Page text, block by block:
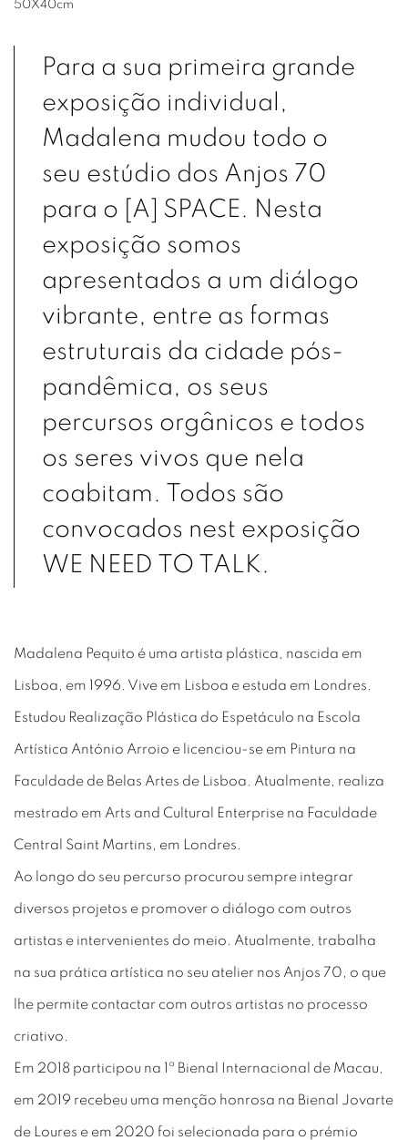
50X40cm
Para a sua primeira grande
exposição individual,
Madalena mudou todo o
seu estúdio dos Anjos 70
para o [A] SPACE. Nesta
exposição somos
apresentados a um diálogo
vibrante, entre as formas
estruturais da cidade pós-
pandêmica, os seus
percursos orgânicos e todos
os seres vivos que nela
coabitam. Todos são
convocados nest exposição
WE NEED TO TALK.
Madalena Pequito é uma artista plástica, nascida em
Lisboa, em 1996. Vive em Lisboa e estuda em Londres.
Estudou Realização Plástica do Espetáculo na Escola
Artística António Arroio e licenciou-se em Pintura na
Faculdade de Belas Artes de Lisboa. Atualmente, realiza
mestrado em Arts and Cultural Enterprise na Faculdade
Central Saint Martins, em Londres.
Ao longo do seu percurso procurou sempre integrar
diversos projetos e promover o diálogo com outros
artistas e intervenientes do meio. Atualmente, trabalha
na sua prática artística no seu atelier nos Anjos 70, o que
lhe permite contactar com outros artistas no processo
criativo.
Em 2018 participou na 1ª Bienal Internacional de Macau,
em 2019 recebeu uma menção honrosa na Bienal Jovarte
de Loures e em 2020 foi selecionada para o prémio